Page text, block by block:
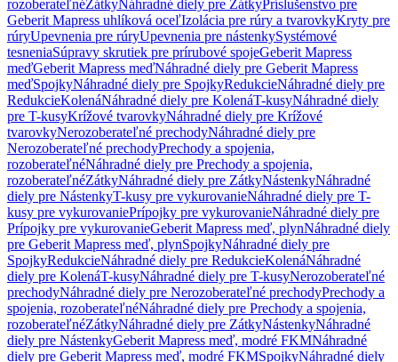
rozoberateľnéZátkyNáhradné diely pre ZátkyPríslušenstvo pre
Geberit Mapress uhlíková oceľIzolácia pre rúry a tvarovkyKryty pre
rúryUpevnenia pre rúryUpevnenia pre nástenkySystémové
tesneniaSúpravy skrutiek pre prírubové spojeGeberit Mapress
meďGeberit Mapress meďNáhradné diely pre Geberit Mapress
meďSpojkyNáhradné diely pre SpojkyRedukcieNáhradné diely pre
RedukcieKolenáNáhradné diely pre KolenáT-kusyNáhradné diely
pre T-kusyKrížové tvarovkyNáhradné diely pre Krížové
tvarovkyNerozoberateľné prechodyNáhradné diely pre
Nerozoberateľné prechodyPrechody a spojenia,
rozoberateľnéNáhradné diely pre Prechody a spojenia,
rozoberateľnéZátkyNáhradné diely pre ZátkyNástenkyNáhradné
diely pre NástenkyT-kusy pre vykurovanieNáhradné diely pre T-
kusy pre vykurovaniePrípojky pre vykurovanieNáhradné diely pre
Prípojky pre vykurovanieGeberit Mapress meď, plynNáhradné diely
pre Geberit Mapress meď, plynSpojkyNáhradné diely pre
SpojkyRedukcieNáhradné diely pre RedukcieKolenáNáhradné
diely pre KolenáT-kusyNáhradné diely pre T-kusyNerozoberateľné
prechodyNáhradné diely pre Nerozoberateľné prechodyPrechody a
spojenia, rozoberateľnéNáhradné diely pre Prechody a spojenia,
rozoberateľnéZátkyNáhradné diely pre ZátkyNástenkyNáhradné
diely pre NástenkyGeberit Mapress meď, modré FKMNáhradné
diely pre Geberit Mapress meď, modré FKMSpojkyNáhradné diely